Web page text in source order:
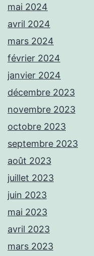
mai 2024
avril 2024
mars 2024
février 2024
janvier 2024
décembre 2023
novembre 2023
octobre 2023
septembre 2023
août 2023
juillet 2023
juin 2023
mai 2023
avril 2023
mars 2023